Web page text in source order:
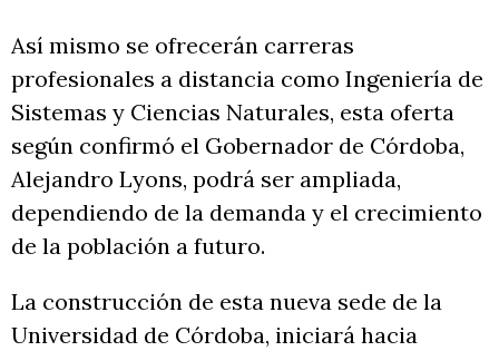
Así mismo se ofrecerán carreras
profesionales a distancia como Ingeniería de
Sistemas y Ciencias Naturales, esta oferta
según confirmó el Gobernador de Córdoba,
Alejandro Lyons, podrá ser ampliada,
dependiendo de la demanda y el crecimiento
de la población a futuro.
La construcción de esta nueva sede de la
Universidad de Córdoba, iniciará hacia